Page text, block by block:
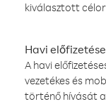
kiválasztott
Havi
A havi
vezetékes és
történő hívását